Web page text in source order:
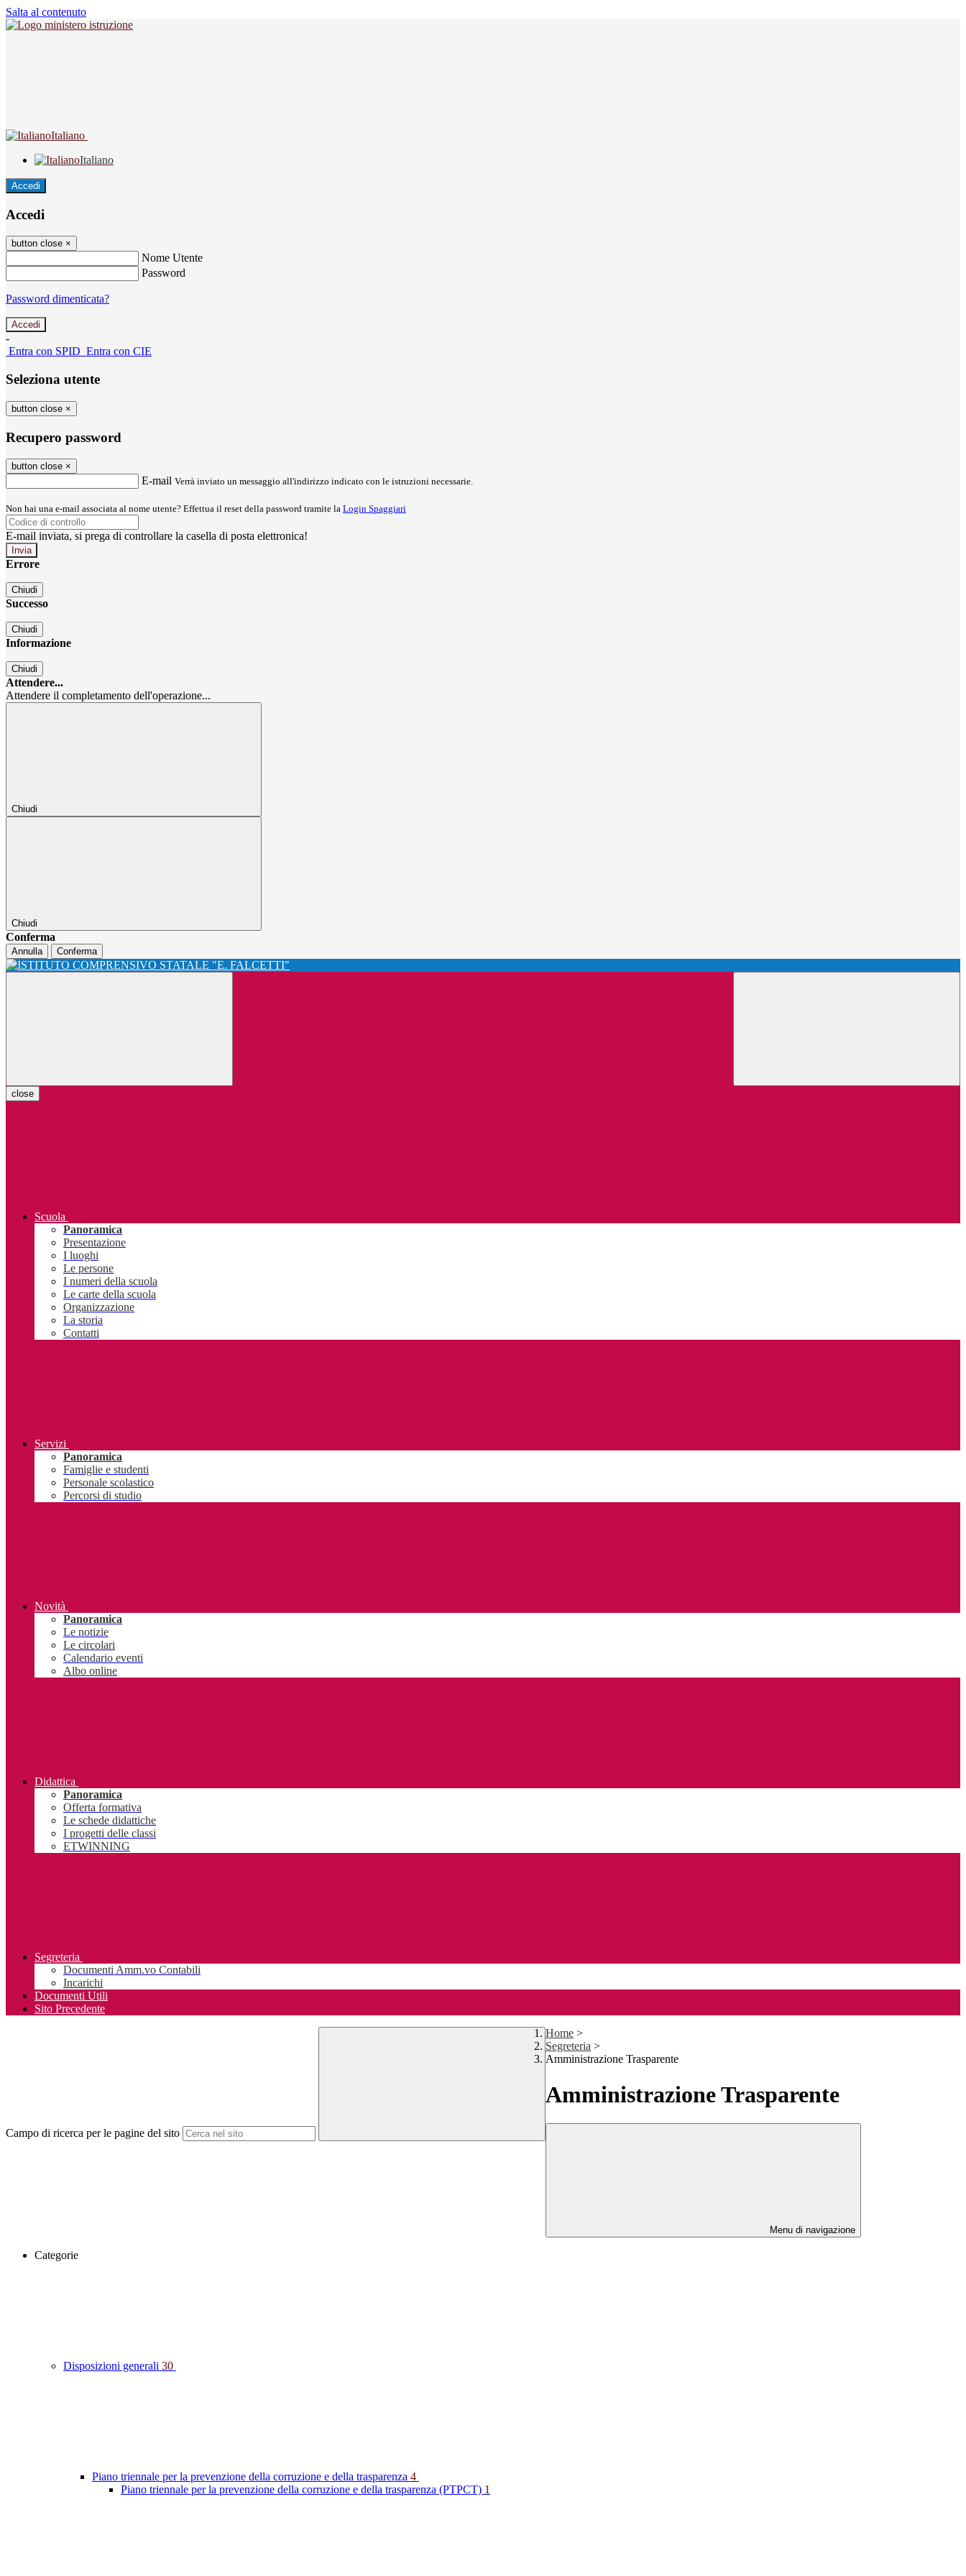
Salta al contenuto
Italiano
Italiano
Accedi
Accedi
button close ×
Nome Utente
Password
Password dimenticata?
-
Entra con SPID Entra con CIE
Seleziona utente
button close ×
Recupero password
button close ×
E-mail Verrà inviato un messaggio all'indirizzo indicato con le istruzioni necessarie.
Non hai una e-mail associata al nome utente? Effettua il reset della password tramite la Login Spaggiari
E-mail inviata, si prega di controllare la casella di posta elettronica!
Errore
Chiudi
Successo
Chiudi
Informazione
Chiudi
Attendere...
Attendere il completamento dell'operazione...
Chiudi
Chiudi
Conferma
Annulla Conferma
close
Scuola
Panoramica
Presentazione
I luoghi
Le persone
I numeri della scuola
Le carte della scuola
Organizzazione
La storia
Contatti
Servizi
Panoramica
Famiglie e studenti
Personale scolastico
Percorsi di studio
Novità
Panoramica
Le notizie
Le circolari
Calendario eventi
Albo online
Didattica
Panoramica
Offerta formativa
Le schede didattiche
I progetti delle classi
ETWINNING
Segreteria
Documenti Amm.vo Contabili
Incarichi
Documenti Utili
Sito Precedente
Campo di ricerca per le pagine del sito
Home >
Segreteria >
Amministrazione Trasparente
Amministrazione Trasparente
Menu di navigazione
Categorie
Disposizioni generali 30
Piano triennale per la prevenzione della corruzione e della trasparenza 4
Piano triennale per la prevenzione della corruzione e della trasparenza (PTPCT) 1